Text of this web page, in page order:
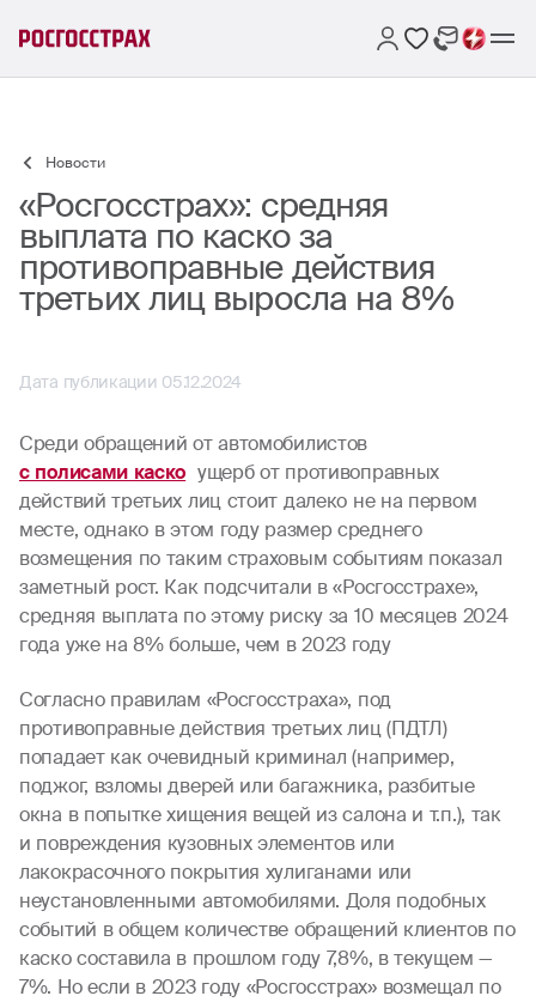
Новости
«Росгосстрах»: средняя
выплата по каско за
противоправные действия
третьих лиц выросла на 8%
Дата публикации 05.12.2024
Среди обращений от автомобилистов
с полисами каско ущерб от противоправных
действий третьих лиц стоит далеко не на первом
месте, однако в этом году размер среднего
возмещения по таким страховым событиям показал
заметный рост. Как подсчитали в «Росгосстрахе»,
средняя выплата по этому риску за 10 месяцев 2024
года уже на 8% больше, чем в 2023 году
Согласно правилам «Росгосстраха», под
противоправные действия третьих лиц (ПДТЛ)
попадает как очевидный криминал (например,
поджог, взломы дверей или багажника, разбитые
окна в попытке хищения вещей из салона и т.п.), так
и повреждения кузовных элементов или
лакокрасочного покрытия хулиганами или
неустановленными автомобилями. Доля подобных
событий в общем количестве обращений клиентов по
каско составила в прошлом году 7,8%, в текущем —
7%. Но если в 2023 году «Росгосстрах» возмещал по